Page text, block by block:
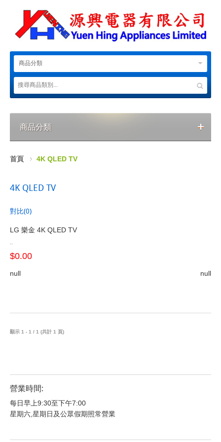
商品分類
商品分類
首頁 4K QLED TV
4K QLED TV
對比(0)
LG 樂金 4K QLED TV
$0.00
null null
顯示 1 - 1 / 1 (共計 1 頁)
營業時間:
每日早上9:30至下午7:00
星期六,星期日及公眾假期照常營業